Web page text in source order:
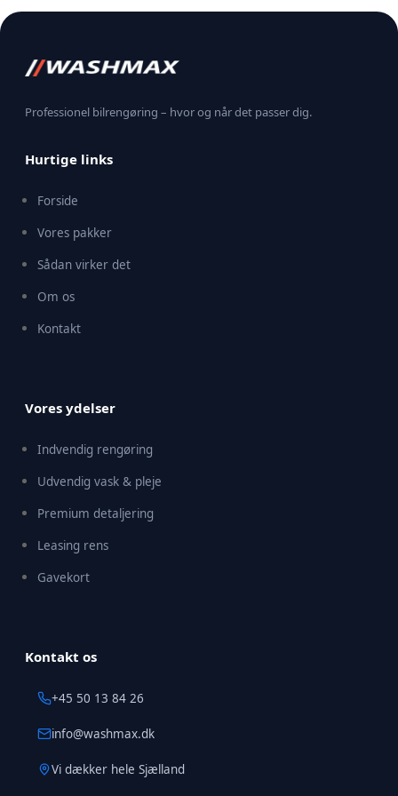
skinnende ren og klar igen.
Professionel bilrengøring – hvor og når det passer dig.
Hurtige links
Forside
Vores pakker
Sådan virker det
Om os
Kontakt
Vores ydelser
Indvendig rengøring
Udvendig vask & pleje
Premium detaljering
Leasing rens
Gavekort
Kontakt os
+45 50 13 84 26
info@washmax.dk
Vi dækker hele Sjælland